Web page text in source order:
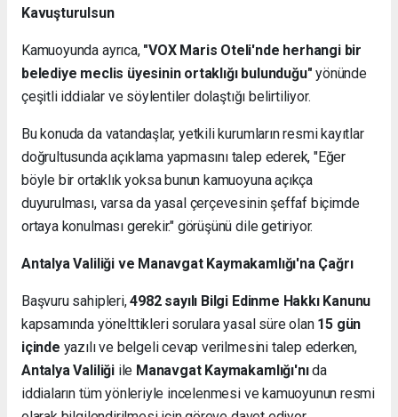
Kavuşturulsun
Kamuoyunda ayrıca, "VOX Maris Oteli'nde herhangi bir
belediye meclis üyesinin ortaklığı bulunduğu" yönünde
çeşitli iddialar ve söylentiler dolaştığı belirtiliyor.
Bu konuda da vatandaşlar, yetkili kurumların resmi kayıtlar
doğrultusunda açıklama yapmasını talep ederek, "Eğer
böyle bir ortaklık yoksa bunun kamuoyuna açıkça
duyurulması, varsa da yasal çerçevesinin şeffaf biçimde
ortaya konulması gerekir." görüşünü dile getiriyor.
Antalya Valiliği ve Manavgat Kaymakamlığı'na Çağrı
Başvuru sahipleri,4982 sayılı Bilgi Edinme Hakkı Kanunu
kapsamında yönelttikleri sorulara yasal süre olan 15 gün
içinde yazılı ve belgeli cevap verilmesini talep ederken,
Antalya Valiliğiile Manavgat Kaymakamlığı'nıda
iddiaların tüm yönleriyle incelenmesi ve kamuoyunun resmi